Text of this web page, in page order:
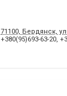
71100, Бердянск,
+380(95)693-63-20,